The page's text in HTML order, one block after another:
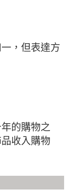
，但表達方
的購物之
收入購物